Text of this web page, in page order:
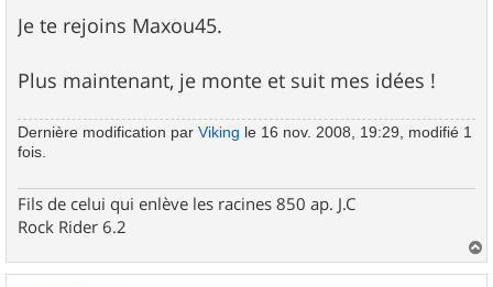
s
s
g
e
Je te rejoins Maxou45.
Plus maintenant, je monte et suit mes idées !
Dernière modification par Viking le 16 nov. 2008, 19:29, modifié 1
fois.
Fils de celui qui enlève les racines 850 ap. J.C
Rock Rider 6.2
a